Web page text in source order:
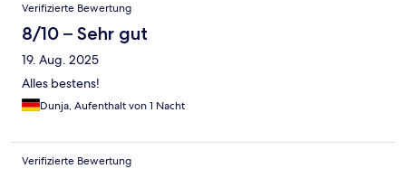
Verifizierte Bewertung
8/10 – Sehr gut
19. Aug. 2025
Alles bestens!
Dunja, Aufenthalt von 1 Nacht
Verifizierte Bewertung